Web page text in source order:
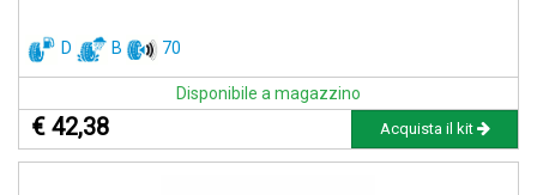
D B 70
Disponibile a magazzino
€ 42,38 Acquista il kit